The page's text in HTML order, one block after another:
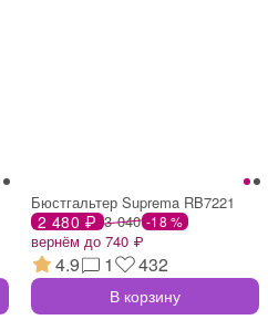
Бюстгальтер Suprema RB7221
2 480 ₽ 3 040 -18 %
вернём до 740 ₽
4.9 1 432
В корзину